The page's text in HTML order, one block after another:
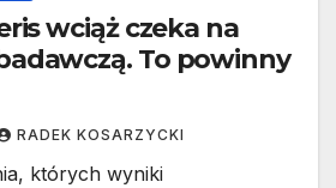
wciąż czeka na
To powinny
RADEK KOSARZYCKI
których wyniki